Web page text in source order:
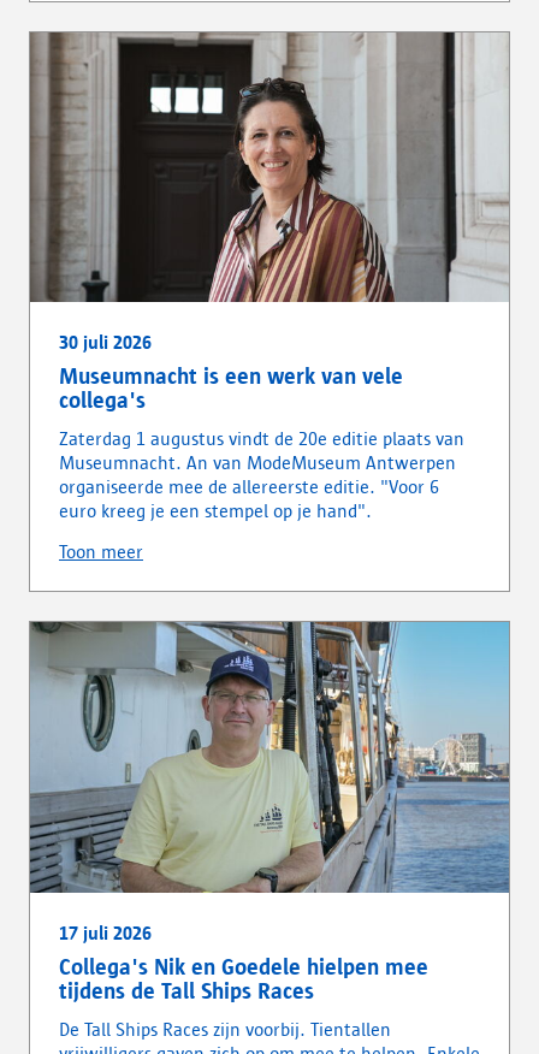
30 juli 2026
Museumnacht is een werk van vele
collega's
Zaterdag 1 augustus vindt de 20e editie plaats van
Museumnacht. An van ModeMuseum Antwerpen
organiseerde mee de allereerste editie. "Voor 6
euro kreeg je een stempel op je hand".
Toon meer
17 juli 2026
Collega's Nik en Goedele hielpen mee
tijdens de Tall Ships Races
De Tall Ships Races zijn voorbij. Tientallen